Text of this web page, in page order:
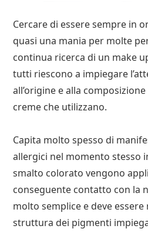
Cercare di essere sempre in
quasi una mania per molte
continua ricerca di un make
tutti riescono a impiegare
all’origine e alla
creme che utilizzano.
Capita molto spesso di
allergici nel momento stesso
smalto colorato vengono
conseguente contatto con la
molto semplice e deve
struttura dei pigmenti